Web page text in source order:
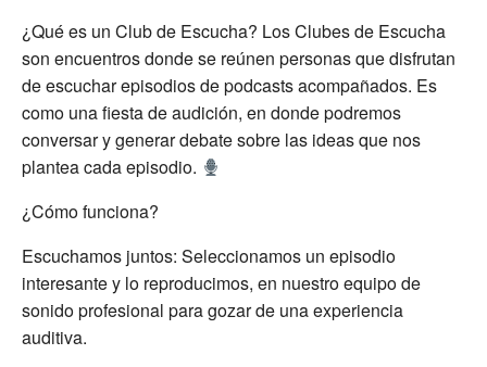
¿Qué es un Club de Escucha? Los Clubes de Escucha
son encuentros donde se reúnen personas que disfrutan
de escuchar episodios de podcasts acompañados. Es
como una fiesta de audición, en donde podremos
conversar y generar debate sobre las ideas que nos
plantea cada episodio.
¿Cómo funciona?
Escuchamos juntos: Seleccionamos un episodio
interesante y lo reproducimos, en nuestro equipo de
sonido profesional para gozar de una experiencia
auditiva.